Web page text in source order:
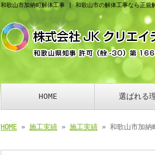
和歌山市加納町解体工事 | 和歌山市の解体工事なら正規
HOME 選ばれる
HOME » 施工実績 » 施工実績 » 和歌山市加納